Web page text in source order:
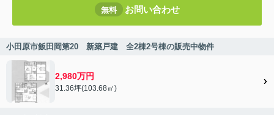
無料 お問い合わせ
小田原市飯田岡第20 新築戸建 全2棟2号棟の販売中物件
2,980万円
31.36坪(103.68㎡)